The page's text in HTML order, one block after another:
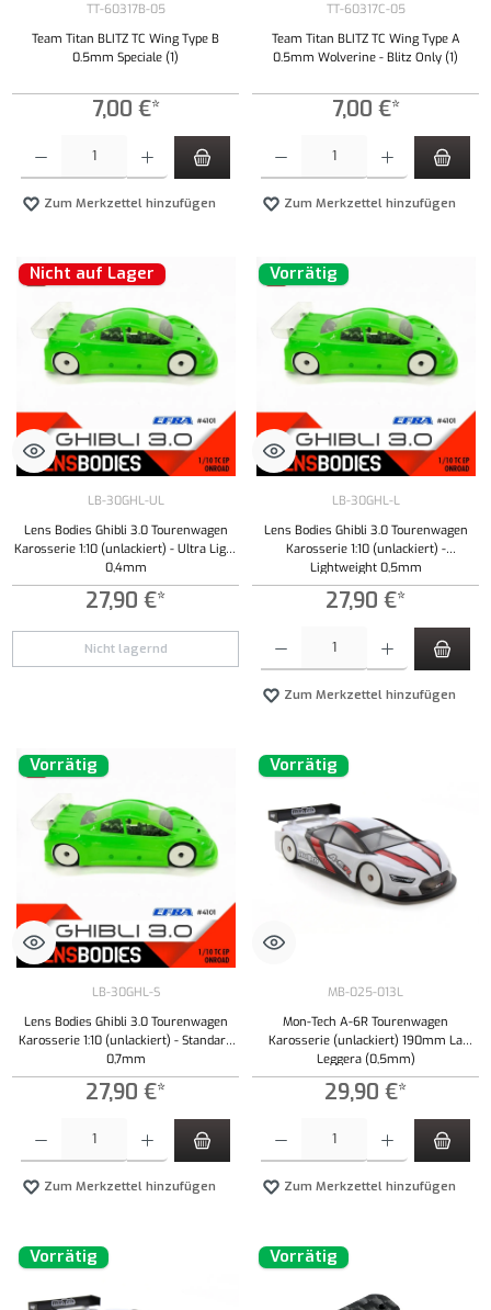
TT-60317B-05
Team Titan BLITZ TC Wing Type B
0.5mm Speciale (1)
7,00 €*
Zum Merkzettel hinzufügen
TT-60317C-05
Team Titan BLITZ TC Wing Type A
0.5mm Wolverine - Blitz Only (1)
7,00 €*
Zum Merkzettel hinzufügen
Nicht auf Lager
LB-30GHL-UL
Lens Bodies Ghibli 3.0 Tourenwagen
Karosserie 1:10 (unlackiert) - Ultra Light
0,4mm
27,90 €*
Nicht lagernd
Vorrätig
LB-30GHL-L
Lens Bodies Ghibli 3.0 Tourenwagen
Karosserie 1:10 (unlackiert) -
Lightweight 0,5mm
27,90 €*
Zum Merkzettel hinzufügen
Vorrätig
LB-30GHL-S
Lens Bodies Ghibli 3.0 Tourenwagen
Karosserie 1:10 (unlackiert) - Standard
0,7mm
27,90 €*
Zum Merkzettel hinzufügen
Vorrätig
MB-025-013L
Mon-Tech A-6R Tourenwagen
Karosserie (unlackiert) 190mm La
Leggera (0,5mm)
29,90 €*
Zum Merkzettel hinzufügen
Vorrätig Vorrätig